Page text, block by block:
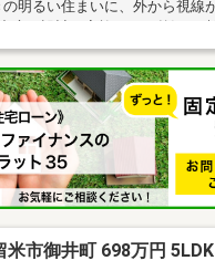
明るい住まいに、外から視線
電池付きで、年間約17万円の
でなく、災害時の備えとして
さを確保し、大容量のウォーク
は家事効率を考えたスムーズな
適にサポートします。並列2台
れもラクラク。「住みやすさ
です。
米市御井町 698万円 5LDK